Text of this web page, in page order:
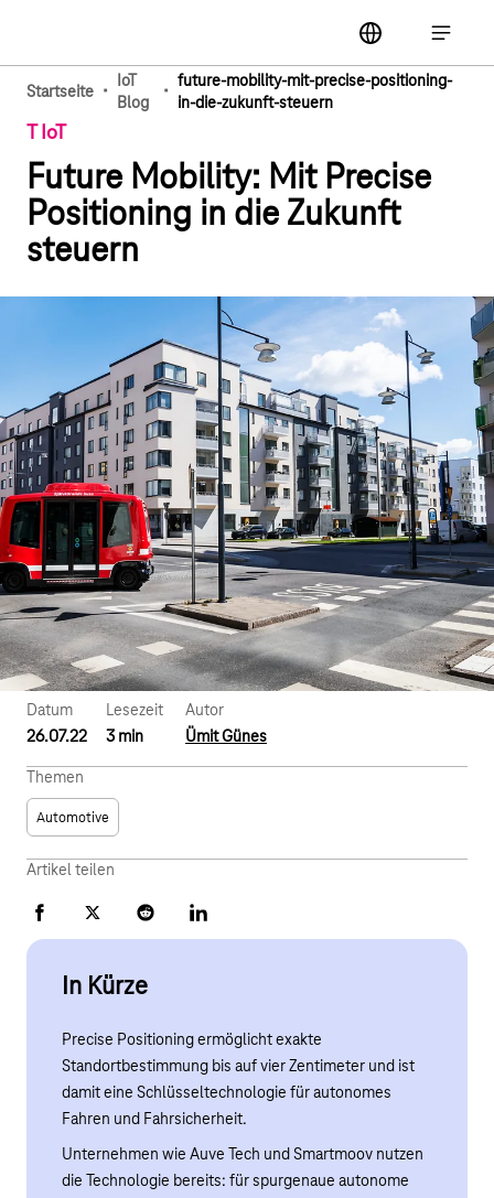
label
Startseite ·
IoT
Blog
· future-mobility-mit-precise-positioning-
in-die-zukunft-steuern
T IoT
Future Mobility: Mit Precise
Positioning in die Zukunft
steuern
Datum
26.07.22
Lesezeit
3 min
Autor
Ümit Günes
Themen
Automotive
Artikel teilen
Facebook
X Reddit LinkedIn
In Kürze
Precise Positioning ermöglicht exakte
Standortbestimmung bis auf vier Zentimeter und ist
damit eine Schlüsseltechnologie für autonomes
Fahren und Fahrsicherheit.
Unternehmen wie Auve Tech und Smartmoov nutzen
die Technologie bereits: für spurgenaue autonome